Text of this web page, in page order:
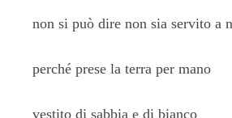
non si può dire non sia servito a
perché prese la terra per mano
vestito di sabbia e di bianco